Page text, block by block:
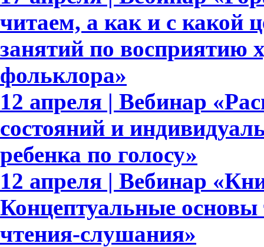
читаем, а как и с какой
занятий по восприятию
фольклора»
12 апреля | Вебинар
состояний и
ребенка по голосу»
12 апреля | Вебинар
Концептуальные основы
чтения-слушания»